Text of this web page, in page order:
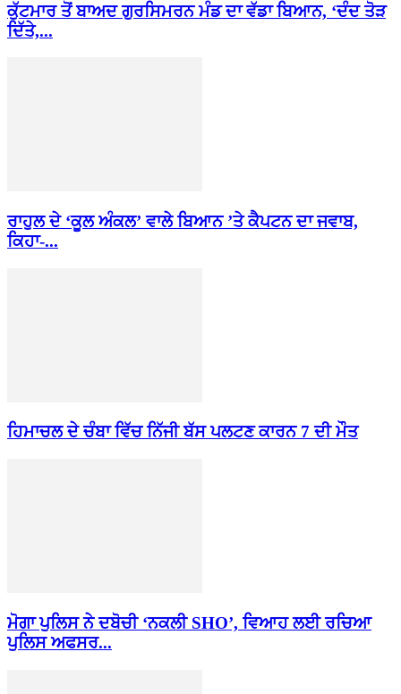
ਕੁੱਟਮਾਰ ਤੋਂ ਬਾਅਦ ਗੁਰਸਿਮਰਨ ਮੰਡ ਦਾ ਵੱਡਾ ਬਿਆਨ, ‘ਦੰਦ ਤੋੜ
ਦਿੱਤੇ,...
ਰਾਹੁਲ ਦੇ ‘ਕੂਲ ਅੰਕਲ’ ਵਾਲੇ ਬਿਆਨ ’ਤੇ ਕੈਪਟਨ ਦਾ ਜਵਾਬ,
ਕਿਹਾ-...
ਹਿਮਾਚਲ ਦੇ ਚੰਬਾ ਵਿੱਚ ਨਿੱਜੀ ਬੱਸ ਪਲਟਣ ਕਾਰਨ 7 ਦੀ ਮੌਤ
ਮੋਗਾ ਪੁਲਿਸ ਨੇ ਦਬੋਚੀ ‘ਨਕਲੀ SHO’, ਵਿਆਹ ਲਈ ਰਚਿਆ
ਪੁਲਿਸ ਅਫਸਰ...